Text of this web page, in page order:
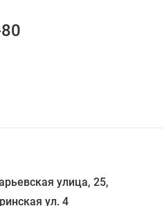
улица, 25,
ул. 4